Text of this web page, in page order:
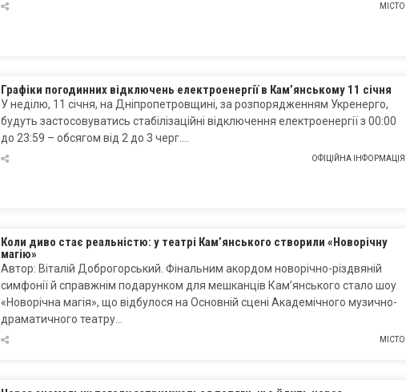
МІСТО
Графіки погодинних відключень електроенергії в Кам’янському 11 січня
У неділю, 11 січня, на Дніпропетровщині, за розпорядженням Укренерго,
будуть застосовуватись стабілізаційні відключення електроенергії з 00:00
до 23:59 – обсягом від 2 до 3 черг….
ОФІЦІЙНА ІНФОРМАЦІЯ
Коли диво стає реальністю: у театрі Кам’янського створили «Новорічну
магію»
Автор: Віталій Доброгорський. Фінальним акордом новорічно-різдвяній
симфонії й справжнім подарунком для мешканців Кам’янського стало шоу
«Новорічна магія», що відбулося на Основній сцені Академічного музично-
драматичного театру…
МІСТО